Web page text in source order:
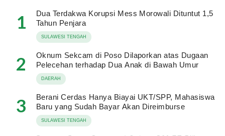
1
Dua Terdakwa Korupsi Mess Morowali Dituntut 1,5
Tahun Penjara
SULAWESI TENGAH
2
Oknum Sekcam di Poso Dilaporkan atas Dugaan
Pelecehan terhadap Dua Anak di Bawah Umur
DAERAH
3
Berani Cerdas Hanya Biayai UKT/SPP, Mahasiswa
Baru yang Sudah Bayar Akan Direimburse
SULAWESI TENGAH